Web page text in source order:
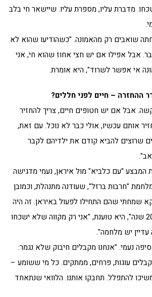
מדברת עליו, מספרת עליו. שיישאר חי בלב
שואבים רק מהאמונה. "כשהודיעו שהוא לא
אבל אפילו אם יש חצי אחוז שהוא חי, אני
אי אפשר לשרוד", היא אומרת.
– חיים לפני חללים?
אבל אם יש חטופים חיים, צריך להחזיר
אותם עכשיו, אולי כבר לא נוכל. עם זאת,
שרוצים להביא קודם את ילדיהם לקבר
"עם כלביא" מול איראן, נעמי מדגישה
"חרבות ברזל", שעודנה מתנהלת, וכמובן
שמחתי שהם התחילו לפעול באיראן. זה היה
צריך לקרות כבר לפני 20 שנה", היא טוענת, "אני רק מקווה שלא ישכחו
יש מלחמה".
נעמי. "אנחנו מקבלים חיבוק שלא נגמר:
עוגות, פרחים, ממתקים. כל מי ששומע –
להתפלל. תחבקו אותנו. הלוואי שנתאחד